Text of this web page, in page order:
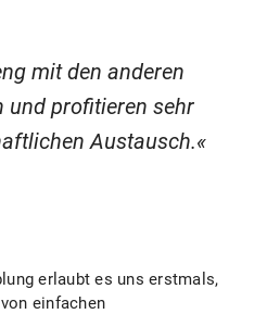
mit den anderen
und profitieren sehr
Austausch.
erlaubt es uns erstmals,
einfachen